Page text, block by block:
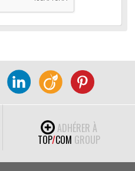
ADHÉRER À
TOP/COM GROUP